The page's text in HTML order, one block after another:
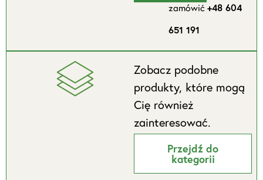
zamówić+48 604
651 191
Zobacz podobne
produkty, które mogą
Cię również
zainteresować.
Przejdź do
kategorii